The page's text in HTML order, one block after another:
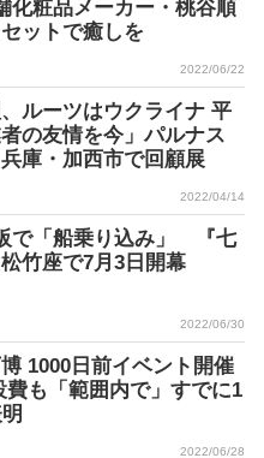
化粧品メーカー・桃谷順
ットで癒しを
2022/06/22
、ルーツはウクライナ 平
の友情を今」パルナス
庫・加西市で回顧展
2022/04/14
で「船乗り込み」 『七
竹座で7月3日開幕
2022/06/30
1000日前イベント開催
費も「範囲内で」すでに1
2022/06/28